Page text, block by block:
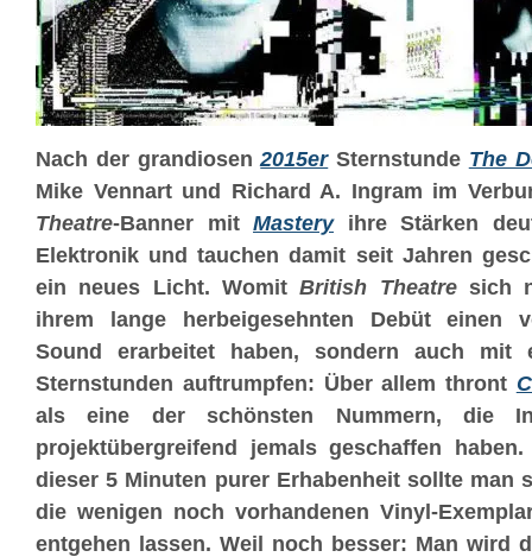
Nach der grandiosen2015erSternstunde The
Mike Vennart und Richard A. Ingram im
Theatre-Banner mit Masteryihre Stärken
Elektronik und tauchen damit seit Jahren
ein neues Licht. WomitBritish Theatresich
ihrem lange herbeigesehnten Debüt einen
Sound erarbeitet haben, sondern auch mit
Sternstunden auftrumpfen: Über allem thront
als eine der schönsten Nummern, die
projektübergreifend jemals geschaffen
dieser 5 Minuten purer Erhabenheit sollte man
die wenigen noch vorhandenen Vinyl-
entgehen lassen. Weil noch besser: Man wird